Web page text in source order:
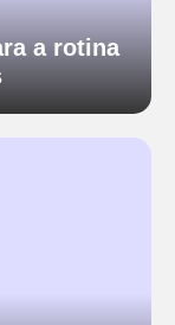
a rotina